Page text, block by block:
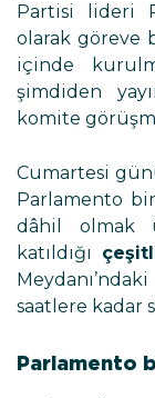
Partisi lideri
olarak göreve
içinde
şimdiden
komite
Cumartesi
Parlamento
dâhil olmak
katıldığı
saatlere kadar
Parlamento